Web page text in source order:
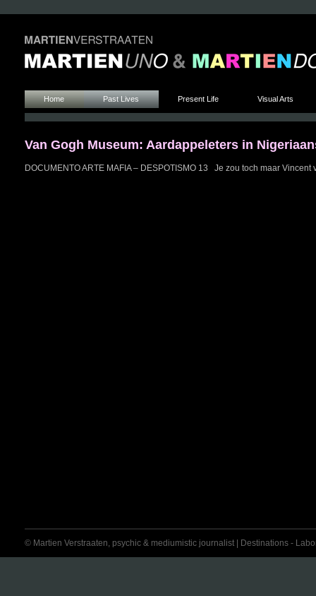
Home Past Lives Present Life Visual Arts
Van Gogh Museum: Aardappeleters in
DOCUMENTO ARTE MAFIA – DESPOTISMO 13 Je zou toch maar
© Martien Verstraaten, psychic & mediumistic journalist | Destinations -